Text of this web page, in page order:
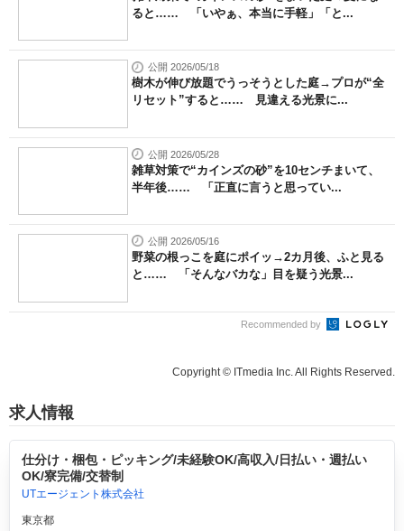
ると…… 「いやぁ、本当に手軽」「と...
公開 2026/05/18
樹木が伸び放題でうっそうとした庭→プロが“全
リセット”すると…… 見違える光景に...
公開 2026/05/28
雑草対策で“カインズの砂”を10センチまいて、
半年後…… 「正直に言うと思ってい...
公開 2026/05/16
野菜の根っこを庭にポイッ→2カ月後、ふと見る
と…… 「そんなバカな」目を疑う光景...
Recommended by
Copyright © ITmedia Inc. All Rights Reserved.
求人情報
仕分け・梱包・ピッキング/未経験OK/高収入/日払い・週払い
OK/寮完備/交替制
UTエージェント株式会社
東京都